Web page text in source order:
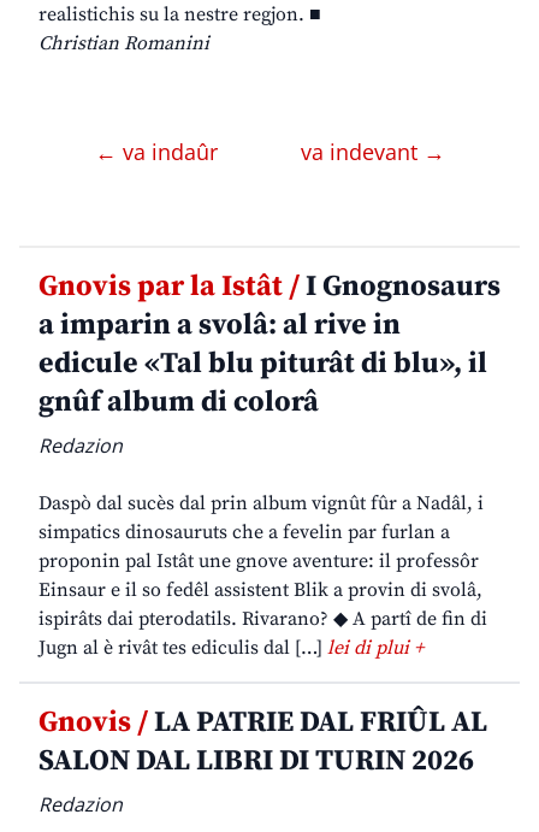
realistichis su la nestre regjon. ■
Christian Romanini
← va indaûr va indevant →
Gnovis par la Istât /I Gnognosaurs
a imparin a svolâ: al rive in
edicule «Tal blu piturât di blu», il
gnûf album di colorâ
Redazion
Daspò dal sucès dal prin album vignût fûr a Nadâl, i
simpatics dinosauruts che a fevelin par furlan a
proponin pal Istât une gnove aventure: il professôr
Einsaur e il so fedêl assistent Blik a provin di svolâ,
ispirâts dai pterodatils. Rivarano? ◆ A partî de fin di
Jugn al è rivât tes ediculis dal […] lei di plui +
Gnovis /LA PATRIE DAL FRIÛL AL
SALON DAL LIBRI DI TURIN 2026
Redazion